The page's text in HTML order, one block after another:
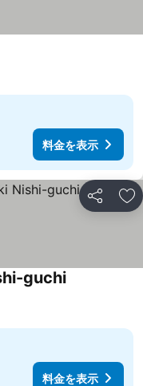
料金を表示
シェア お
guchi
料金を表示